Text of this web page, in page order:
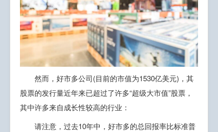
然而，好市多公司(目前的市值为1530亿美元)，其
股票的发行量近年来已超过了许多“超级大市值”股票，
其中许多来自成长性较高的行业：
请注意，过去10年中，好市多的总回报率比标准普